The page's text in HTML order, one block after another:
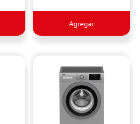
Agregar